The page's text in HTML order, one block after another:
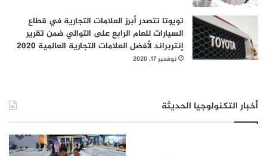
تويوتا تتصدر أبرز العلامات التجارية في قطاع
السيارات للعام الرابع على التوالي ضمن تقرير
إنتربراند لأفضل العلامات التجارية العالمية 2020
نوفمبر 17, 2020
أخبار التكنولوجيا الحديثة